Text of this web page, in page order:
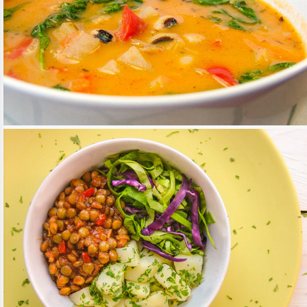
SZÍNPOMPÁS BABLEVES
TOVÁBB OLVASOM LEVESEK/RECEPTEK